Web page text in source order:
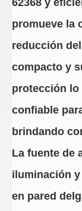
62368 y
promueve la
reducción
compacto y
protección lo
confiable
brindando
La fuente de
iluminación
en pared